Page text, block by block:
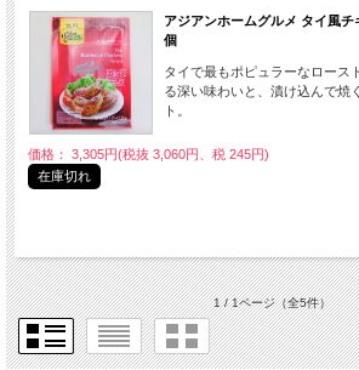
アジアンホームグルメ タイ風
個
タイで最もポピュラーなロース
る深い味わいと、漬け込んで焼
ト。
価格： 3,305円(税抜 3,060円、税 245円)
在庫切れ
1 / 1ページ（全5件）